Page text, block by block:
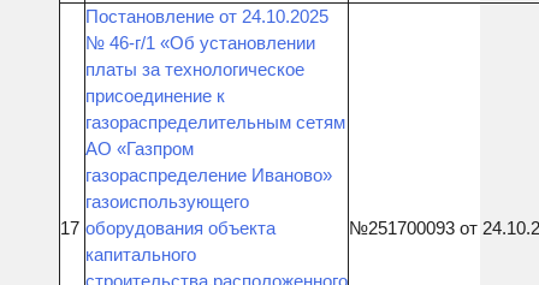
17
Постановление от 24.10.2025
№ 46-г/1 «Об установлении
платы за технологическое
присоединение к
газораспределительным сетям
АО «Газпром
газораспределение Иваново»
газоиспользующего
оборудования объекта
капитального
строительства,расположенного
№251700093 от